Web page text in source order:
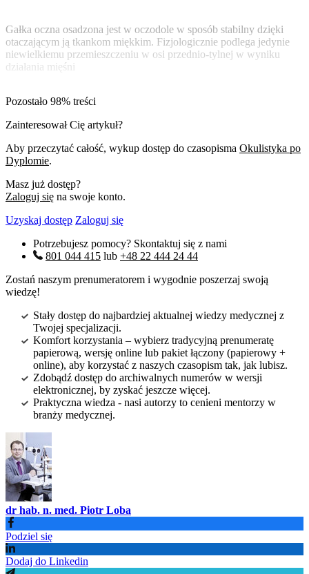
Gałka oczna osadzona jest w oczodole w sposób stabilny dzięki
otaczającym ją tkankom miękkim. Fizjologicznie podlega jedynie
niewielkiemu przemieszczeniu w osi przednio-tylnej w wyniku
działania mięśni
Pozostało 98% treści
Zainteresował Cię artykuł?
Aby przeczytać całość, wykup dostęp do czasopisma Okulistyka po
Dyplomie.
Masz już dostęp?
Zaloguj się na swoje konto.
Uzyskaj dostęp Zaloguj się
Potrzebujesz pomocy? Skontaktuj się z nami
801 044 415 lub +48 22 444 24 44
Zostań naszym prenumeratorem i wygodnie poszerzaj swoją
wiedzę!
Stały dostęp do najbardziej aktualnej wiedzy medycznej z
Twojej specjalizacji.
Komfort korzystania – wybierz tradycyjną prenumeratę
papierową, wersję online lub pakiet łączony (papierowy +
online), aby korzystać z naszych czasopism tak, jak lubisz.
Zdobądź dostęp do archiwalnych numerów w wersji
elektronicznej, by zyskać jeszcze więcej.
Praktyczna wiedza - nasi autorzy to cenieni mentorzy w
branży medycznej.
dr hab. n. med. Piotr Loba
Podziel się
Dodaj do Linkedin